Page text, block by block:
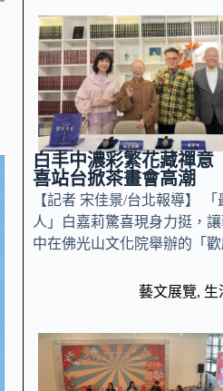
白丰中濃彩繁花藏禪
喜站台掀茶畫會高潮
【記者 宋佳景/台北報導】
人」白嘉莉驚喜現身力挺，
中在佛光山文化院舉辦的「
藝文展覽, 生